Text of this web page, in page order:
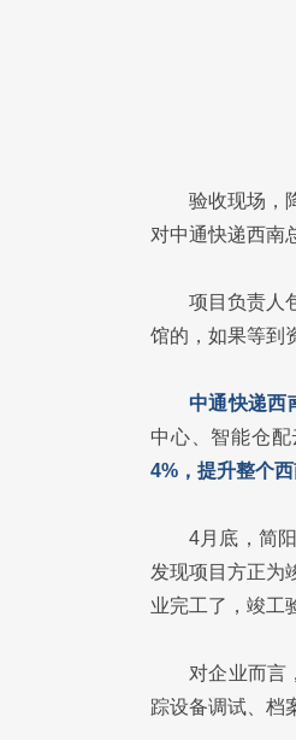
验收现场，
对中通快递西南
项目负责人
馆的，如果等到
中通快递西
中心、智能仓
4%，提升整个
4月底，简
发现项目方正为
业完工了，竣工
对企业而言
踪设备调试、档